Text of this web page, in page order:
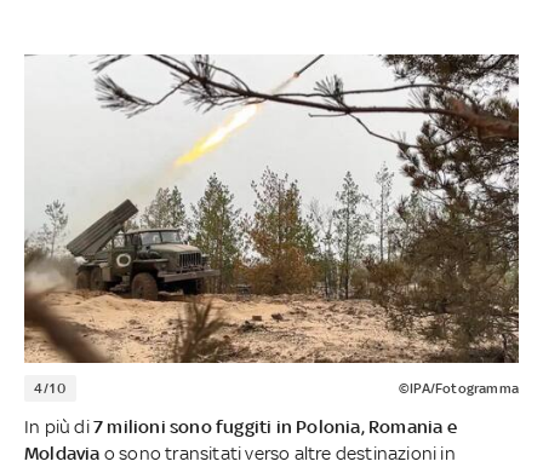
4/10 ©IPA/Fotogramma
In più di7 milioni sono fuggiti in Polonia, Romania e
Moldavia o sono transitati verso altre destinazioni in